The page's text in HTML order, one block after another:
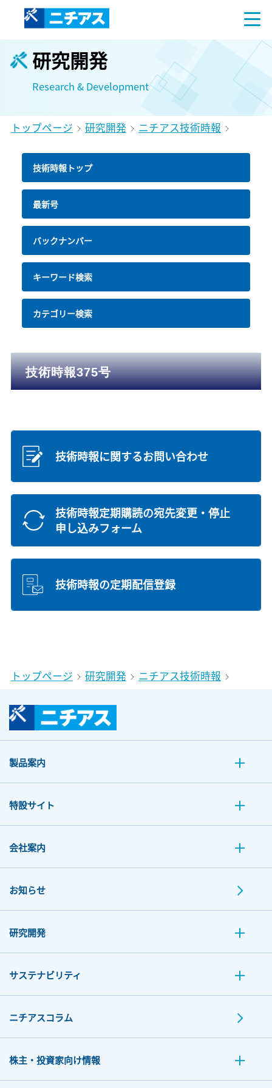
研究開発
Research & Development
トップページ 研究開発 ニチアス技術時報
技術時報トップ
最新号
バックナンバー
キーワード検索
カテゴリー検索
技術時報375号
技術時報に関するお問い合わせ
技術時報定期購読の宛先変更・停止
申し込みフォーム
技術時報の定期配信登録
トップページ 研究開発 ニチアス技術時報
製品案内
特設サイト
会社案内
お知らせ
研究開発
サステナビリティ
ニチアスコラム
株主・投資家向け情報